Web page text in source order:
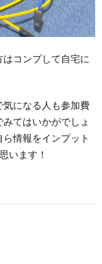
コンプして自宅に
気になる人も参加費
てはいかがでしょ
情報をインプット
います！